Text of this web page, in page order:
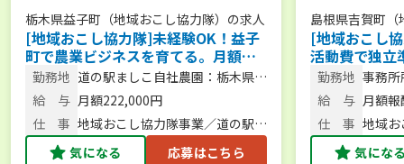
栃木県益子町（地域おこし協力隊） の求人
[地域おこし協力隊]未経験OK！益子
町で農業ビジネスを育てる。月額
22.2万円／地域のサポート◎＜まず
は相談からもOK！＞
勤務地 道の駅ましこ自社農園：栃木県益
子町
給 与 月額222,000円
仕 事 地域おこし協力隊事業／道の駅を
支える農業部門の運営・栽培・収
支管理
気になる 応募はこちら
島根県吉賀町
[地域おこし
活動費で独立
水質日本一
験からの就
OK！＞
勤務地 事務
町内
給 与 月額
仕 事 地域
を盛
修員
気にな